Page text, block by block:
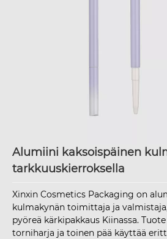
Alumiini kaksoispäinen
tarkkuuskierroksella
Xinxin Cosmetics Packaging on
kulmakynän toimittaja ja
pyöreä kärkipakkaus Kiinassa.
torniharja ja toinen pää käyttää